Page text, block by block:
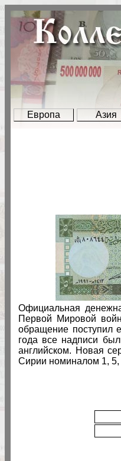
Европа Азия
Официальная
Первой Мировой
обращение поступил
года все надписи
английском. Новая
Сирии номиналом 1, 5,